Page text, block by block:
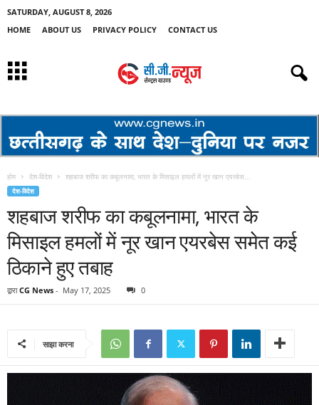
SATURDAY, AUGUST 8, 2026
HOME
ABOUT US PRIVACY POLICY CONTACT US
होम देश-विदेश शहबाज शरीफ का कबूलनामा, भारत के मिसाइल हमलों में नूर खान एयरबेस...
देश-विदेश
शहबाज शरीफ का कबूलनामा, भारत के
मिसाइल हमलों में नूर खान एयरबेस समेत कई
ठिकाने हुए तबाह
द्वारा CG News - May 17, 2025 0
साझा करना